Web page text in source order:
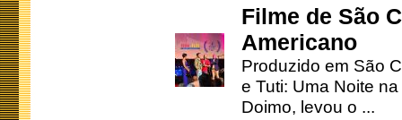
Filme de São
Americano
Produzido em São
e Tuti: Uma Noite
Doimo, levou o ...